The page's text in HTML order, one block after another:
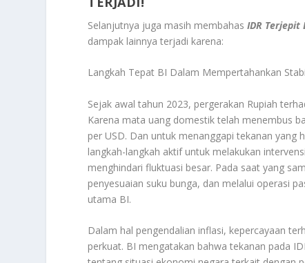
Selanjutnya juga masih membahasIDR Terjepit
dampak lainnya terjadi karena:
Langkah Tepat BI Dalam Mempertahankan
Sejak awal tahun 2023, pergerakan Rupiah
Karena mata uang domestik telah menembus
per USD. Dan untuk menanggapi tekanan
langkah-langkah aktif untuk melakukan
menghindari fluktuasi besar. Pada saat yang
penyesuaian suku bunga, dan melalui operasi
utama BI.
Dalam hal pengendalian inflasi, kepercayaan
perkuat. BI mengatakan bahwa tekanan pada